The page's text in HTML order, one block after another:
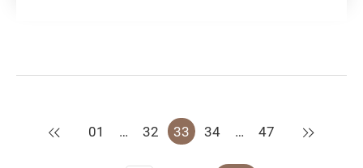
上一页
01 … 32 33 34 … 47 下一页